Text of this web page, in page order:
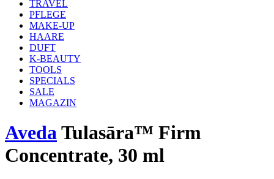
TRAVEL
PFLEGE
MAKE-UP
HAARE
DUFT
K-BEAUTY
TOOLS
SPECIALS
SALE
MAGAZIN
AvedaTulasāra™ Firm
Concentrate, 30 ml